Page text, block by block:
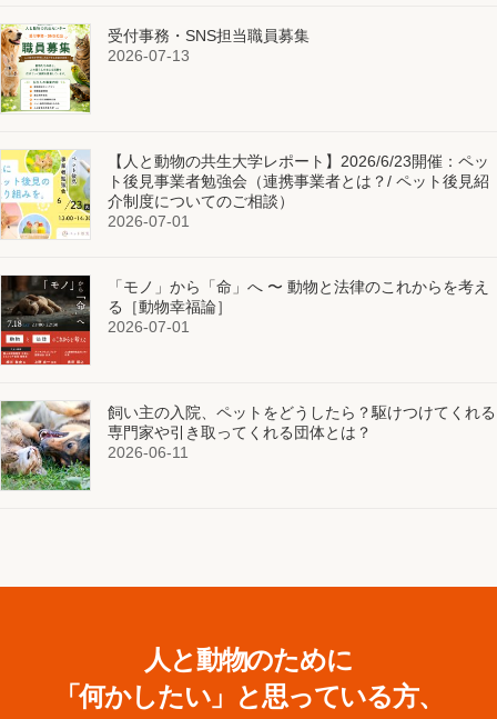
受付事務・SNS担当職員募集
2026-07-13
【人と動物の共生大学レポート】2026/6/23開催：ペッ
ト後見事業者勉強会（連携事業者とは？/ ペット後見紹
介制度についてのご相談）
2026-07-01
「モノ」から「命」へ 〜 動物と法律のこれからを考え
る［動物幸福論］
2026-07-01
飼い主の入院、ペットをどうしたら？駆けつけてくれる
専門家や引き取ってくれる団体とは？
2026-06-11
人と動物のために
「何かしたい」と思っている方、